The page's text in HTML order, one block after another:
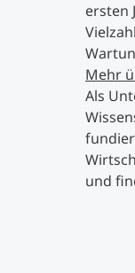
ersten
Mehr
Als
und